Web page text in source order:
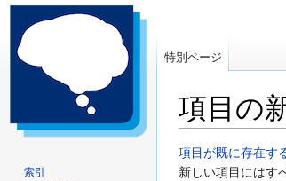
項目の
ナ
ビ
検
索
項目が既に存在す
新しい項目にはす
特別ページ
索引